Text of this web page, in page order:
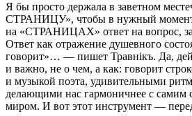
Я бы просто держала в заветном
СТРАНИЦУ», чтобы в нужный
на «СТРАНИЦАХ» ответ на вопрос,
Ответ как отражение душевного
говорит»… — пишет Травнiкъ. Да,
и важно, не о чем, а как: говорит
и музыкой поэта, удивительными
делающими нас гармоничнее с
миром. И вот этот инструмент —